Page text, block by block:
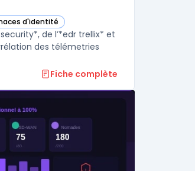
d'identité
de l’*edr trellix* et
des télémetries
Fiche complète